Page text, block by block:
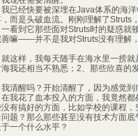
经快要被深埋在Java体系的海洋
，而是头破血流。刚刚理解了Struts
一看到它那些面对Struts时的疑惑
善嘛——并不是我对Struts没有理解
样，我每天随手在海水里一捞就
我还相当不熟悉；2、那些欣喜的
醒吗？开始清醒了，因为感觉到
我花了血本投入的方面，我竟然都
没有搞好的方面，比如学校的课程
题？那么那些甚至没有技术方面
一个什么水平？